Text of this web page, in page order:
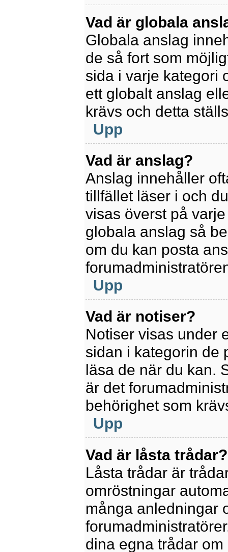
Vad är globala
Globala anslag
de så fort som
sida i varje kategori
ett globalt anslag
krävs och detta
Upp
Vad är anslag?
Anslag innehåller
tillfället läser i och
visas överst på
globala anslag så
om du kan posta
Upp
Vad är notiser?
Notiser visas under
sidan i kategorin de
läsa de när du kan.
är det
behörighet som
Upp
Vad är låsta trådar?
Låsta trådar är
omröstningar
många anledningar
dina egna trådar